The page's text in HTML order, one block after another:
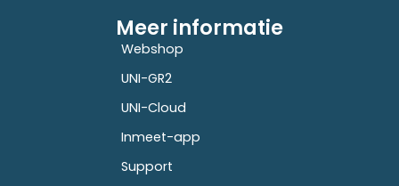
Meer informatie
Webshop
UNI-GR2
UNI-Cloud
Inmeet-app
Support